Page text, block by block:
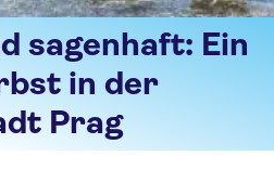
sagenhaft: Ein
in der
Prag